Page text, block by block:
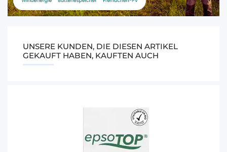
UNSERE KUNDEN, DIE DIESEN ARTIKEL
GEKAUFT HABEN, KAUFTEN AUCH